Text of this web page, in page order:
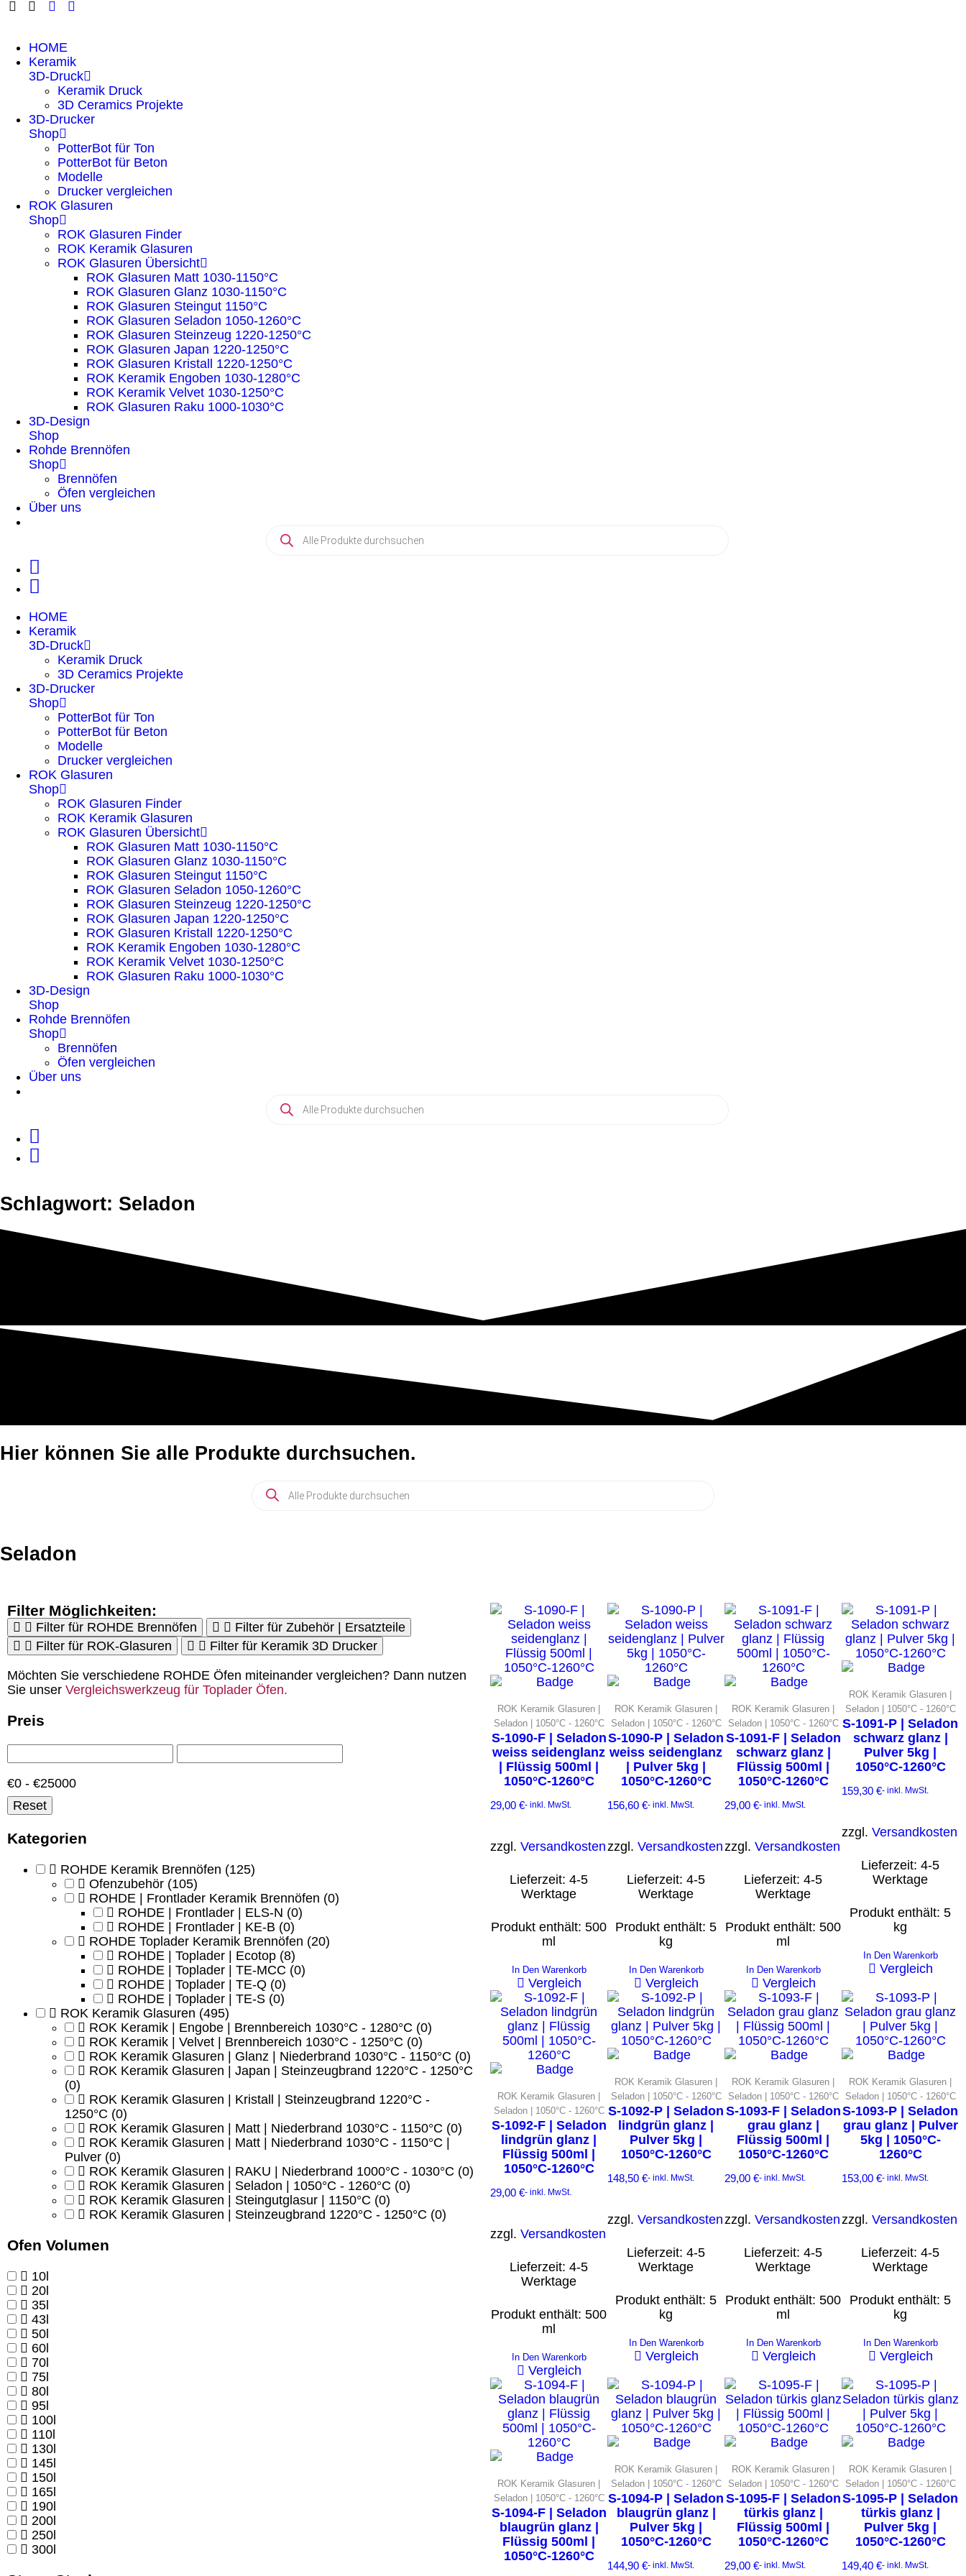
HOME
Keramik
3D-Druck
Keramik Druck
3D Ceramics Projekte
3D-Drucker
Shop
PotterBot für Ton
PotterBot für Beton
Modelle
Drucker vergleichen
ROK Glasuren
Shop
ROK Glasuren Finder
ROK Keramik Glasuren
ROK Glasuren Übersicht
ROK Glasuren Matt 1030-1150°C
ROK Glasuren Glanz 1030-1150°C
ROK Glasuren Steingut 1150°C
ROK Glasuren Seladon 1050-1260°C
ROK Glasuren Steinzeug 1220-1250°C
ROK Glasuren Japan 1220-1250°C
ROK Glasuren Kristall 1220-1250°C
ROK Keramik Engoben 1030-1280°C
ROK Keramik Velvet 1030-1250°C
ROK Glasuren Raku 1000-1030°C
3D-Design
Shop
Rohde Brennöfen
Shop
Brennöfen
Öfen vergleichen
Über uns
HOME
Keramik
3D-Druck
Keramik Druck
3D Ceramics Projekte
3D-Drucker
Shop
PotterBot für Ton
PotterBot für Beton
Modelle
Drucker vergleichen
ROK Glasuren
Shop
ROK Glasuren Finder
ROK Keramik Glasuren
ROK Glasuren Übersicht
ROK Glasuren Matt 1030-1150°C
ROK Glasuren Glanz 1030-1150°C
ROK Glasuren Steingut 1150°C
ROK Glasuren Seladon 1050-1260°C
ROK Glasuren Steinzeug 1220-1250°C
ROK Glasuren Japan 1220-1250°C
ROK Glasuren Kristall 1220-1250°C
ROK Keramik Engoben 1030-1280°C
ROK Keramik Velvet 1030-1250°C
ROK Glasuren Raku 1000-1030°C
3D-Design
Shop
Rohde Brennöfen
Shop
Brennöfen
Öfen vergleichen
Über uns
Schlagwort: Seladon
Hier können Sie alle Produkte durchsuchen.
Seladon
Filter Möglichkeiten:
Filter für ROHDE Brennöfen
Filter für Zubehör | Ersatzteile
Filter für ROK-Glasuren
Filter für Keramik 3D Drucker
Möchten Sie verschiedene ROHDE Öfen miteinander vergleichen? Dann nutzen
Sie unser Vergleichswerkzeug für Toplader Öfen.
Preis
€0 - €25000
Reset
Kategorien
ROHDE Keramik Brennöfen (125)
Ofenzubehör (105)
ROHDE | Frontlader Keramik Brennöfen (0)
ROHDE | Frontlader | ELS-N (0)
ROHDE | Frontlader | KE-B (0)
ROHDE Toplader Keramik Brennöfen (20)
ROHDE | Toplader | Ecotop (8)
ROHDE | Toplader | TE-MCC (0)
ROHDE | Toplader | TE-Q (0)
ROHDE | Toplader | TE-S (0)
ROK Keramik Glasuren (495)
ROK Keramik | Engobe | Brennbereich 1030°C - 1280°C (0)
ROK Keramik | Velvet | Brennbereich 1030°C - 1250°C (0)
ROK Keramik Glasuren | Glanz | Niederbrand 1030°C - 1150°C (0)
ROK Keramik Glasuren | Japan | Steinzeugbrand 1220°C - 1250°C
(0)
ROK Keramik Glasuren | Kristall | Steinzeugbrand 1220°C -
1250°C (0)
ROK Keramik Glasuren | Matt | Niederbrand 1030°C - 1150°C (0)
ROK Keramik Glasuren | Matt | Niederbrand 1030°C - 1150°C |
Pulver (0)
ROK Keramik Glasuren | RAKU | Niederbrand 1000°C - 1030°C (0)
ROK Keramik Glasuren | Seladon | 1050°C - 1260°C (0)
ROK Keramik Glasuren | Steingutglasur | 1150°C (0)
ROK Keramik Glasuren | Steinzeugbrand 1220°C - 1250°C (0)
Ofen Volumen
10l
20l
35l
43l
50l
60l
70l
75l
80l
95l
100l
110l
130l
145l
150l
165l
190l
200l
250l
300l
ROK Keramik Glasuren |
Seladon | 1050°C - 1260°C
S-1090-F | Seladon
weiss seidenglanz
| Flüssig 500ml |
1050°C-1260°C
29,00 €- inkl. MwSt.
In Den Warenkorb
Vergleich
zzgl. Versandkosten
Lieferzeit: 4-5
Werktage
Produkt enthält: 500
ml
ROK Keramik Glasuren |
Seladon | 1050°C - 1260°C
S-1090-P | Seladon
weiss seidenglanz
| Pulver 5kg |
1050°C-1260°C
156,60 €- inkl. MwSt.
In Den Warenkorb
Vergleich
zzgl. Versandkosten
Lieferzeit: 4-5
Werktage
Produkt enthält: 5
kg
ROK Keramik Glasuren |
Seladon | 1050°C - 1260°C
S-1091-F | Seladon
schwarz glanz |
Flüssig 500ml |
1050°C-1260°C
29,00 €- inkl. MwSt.
In Den Warenkorb
Vergleich
zzgl. Versandkosten
Lieferzeit: 4-5
Werktage
Produkt enthält: 500
ml
ROK Keramik Glasuren |
Seladon | 1050°C - 1260°C
S-1091-P | Seladon
schwarz glanz |
Pulver 5kg |
1050°C-1260°C
159,30 €- inkl. MwSt.
In Den Warenkorb
Vergleich
zzgl. Versandkosten
Lieferzeit: 4-5
Werktage
Produkt enthält: 5
kg
ROK Keramik Glasuren |
Seladon | 1050°C - 1260°C
S-1092-F | Seladon
lindgrün glanz |
Flüssig 500ml |
1050°C-1260°C
29,00 €- inkl. MwSt.
In Den Warenkorb
Vergleich
zzgl. Versandkosten
Lieferzeit: 4-5
Werktage
Produkt enthält: 500
ml
ROK Keramik Glasuren |
Seladon | 1050°C - 1260°C
S-1092-P | Seladon
lindgrün glanz |
Pulver 5kg |
1050°C-1260°C
148,50 €- inkl. MwSt.
In Den Warenkorb
Vergleich
zzgl. Versandkosten
Lieferzeit: 4-5
Werktage
Produkt enthält: 5
kg
ROK Keramik Glasuren |
Seladon | 1050°C - 1260°C
S-1093-F | Seladon
grau glanz |
Flüssig 500ml |
1050°C-1260°C
29,00 €- inkl. MwSt.
In Den Warenkorb
Vergleich
zzgl. Versandkosten
Lieferzeit: 4-5
Werktage
Produkt enthält: 500
ml
ROK Keramik Glasuren |
Seladon | 1050°C - 1260°C
S-1093-P | Seladon
grau glanz | Pulver
5kg | 1050°C-
1260°C
153,00 €- inkl. MwSt.
In Den Warenkorb
Vergleich
zzgl. Versandkosten
Lieferzeit: 4-5
Werktage
Produkt enthält: 5
kg
ROK Keramik Glasuren |
Seladon | 1050°C - 1260°C
S-1094-F | Seladon
blaugrün glanz |
Flüssig 500ml |
1050°C-1260°C
ROK Keramik Glasuren |
Seladon | 1050°C - 1260°C
S-1094-P | Seladon
blaugrün glanz |
Pulver 5kg |
1050°C-1260°C
144,90 €- inkl. MwSt.
ROK Keramik Glasuren |
Seladon | 1050°C - 1260°C
S-1095-F | Seladon
türkis glanz |
Flüssig 500ml |
1050°C-1260°C
29,00 €- inkl. MwSt.
ROK Keramik Glasuren |
Seladon | 1050°C - 1260°C
S-1095-P | Seladon
türkis glanz |
Pulver 5kg |
1050°C-1260°C
149,40 €- inkl. MwSt.